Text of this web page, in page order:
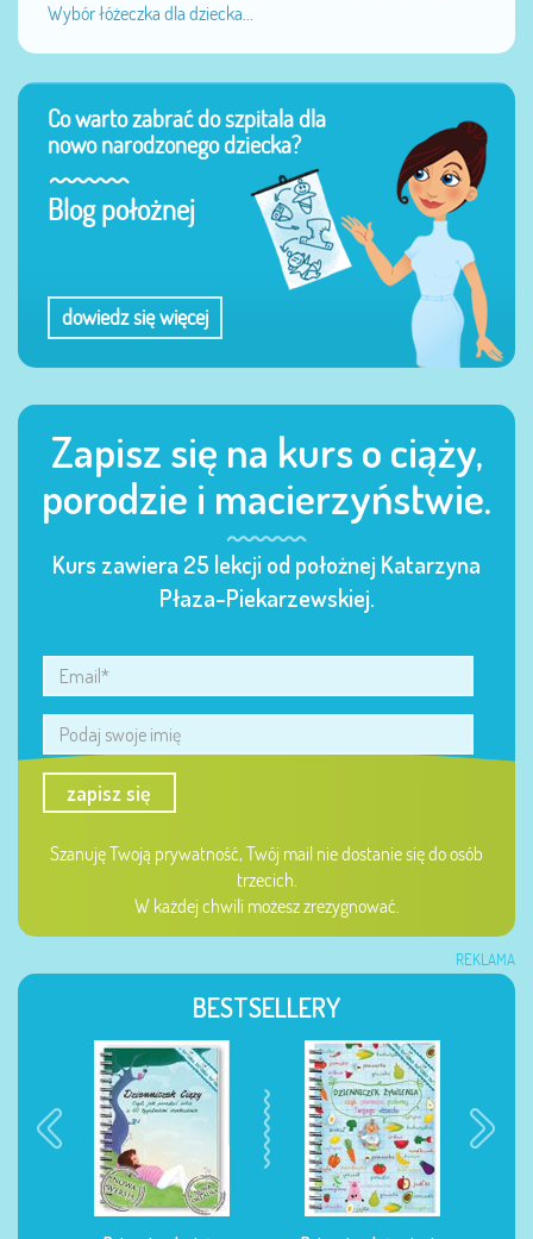
Wybór łóżeczka dla dziecka...
Co warto zabrać do szpitala dla
nowo narodzonego dziecka?
Blog położnej
dowiedz się więcej
Zapisz się na kurs o ciąży,
porodzie i macierzyństwie.
Kurs zawiera 25 lekcji od położnej Katarzyna
Płaza-Piekarzewskiej.
zapisz się
Szanuję Twoją prywatność, Twój mail nie dostanie się do osób
trzecich.
W każdej chwili możesz zrezygnować.
REKLAMA
BESTSELLERY